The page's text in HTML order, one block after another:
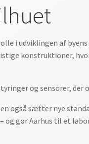
i udviklingen af
konstruktioner,
og sensorer,
også sætter nye
gør Aarhus til et